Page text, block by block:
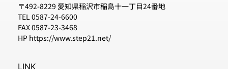
〒492-8229 愛知県稲沢市稲島十一丁目24番地
TEL 0587-24-6600
FAX 0587-23-3468
HP https://www.step21.net/
LINK